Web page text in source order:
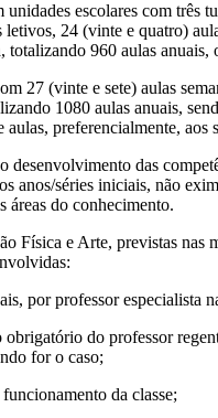
escolares com três
letivos, 24 (vinte e quatro)
totalizando 960 aulas
27 (vinte e sete) aulas
1080 aulas anuais,
preferencialmente,
desenvolvimento das
anos/séries iniciais, não
áreas do conhecimento.
Física e Arte, previstas nas
por professor
do professor
for o caso;
da classe;